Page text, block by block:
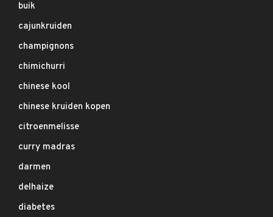
buik
cajunkruiden
champignons
chimichurri
chinese kool
chinese kruiden kopen
citroenmelisse
curry madras
darmen
delhaize
diabetes